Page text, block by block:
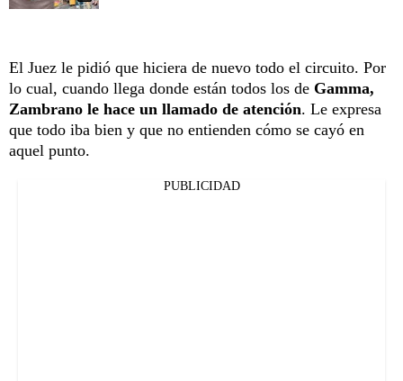
El Juez le pidió que hiciera de nuevo todo el circuito. Por
lo cual, cuando llega donde están todos los de Gamma,
Zambrano le hace un llamado de atención. Le expresa
que todo iba bien y que no entienden cómo se cayó en
aquel punto.
PUBLICIDAD